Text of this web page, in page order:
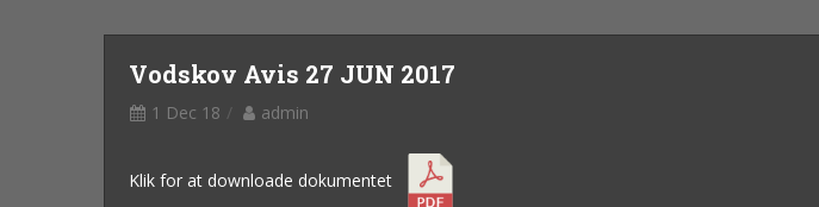
Vodskov Avis 27 JUN 2017
1 Dec 18 admin
Klik for at downloade dokumentet